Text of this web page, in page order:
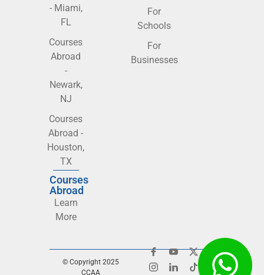
- Miami,
FL
Courses
Abroad
-
Newark,
NJ
Courses
Abroad -
Houston,
TX
Courses
Abroad
Learn
More
For
Schools
For
Businesses
© Copyright 2025
CCAA